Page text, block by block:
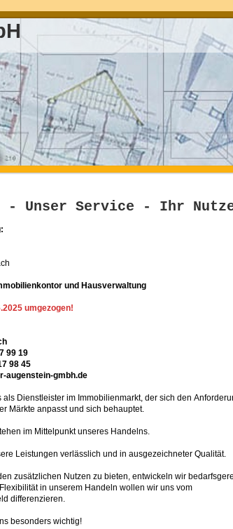
- Unser Service - Ihr
Pörnbach
und Hausverwaltung
umgezogen!
99 19
98 45
augenstein-gmbh.de
als Dienstleister im Immobilienmarkt, der sich den
Märkte anpasst und sich behauptet.
im Mittelpunkt unseres Handelns.
Leistungen verlässlich und in ausgezeichneter Qualität.
zusätzlichen Nutzen zu bieten, entwickeln wir
in unserem Handeln wollen wir uns vom
differenzieren.
besonders wichtig!